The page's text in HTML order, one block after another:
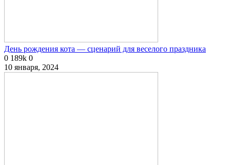
День рождения кота — сценарий для веселого праздника
0 189k 0
10 января, 2024